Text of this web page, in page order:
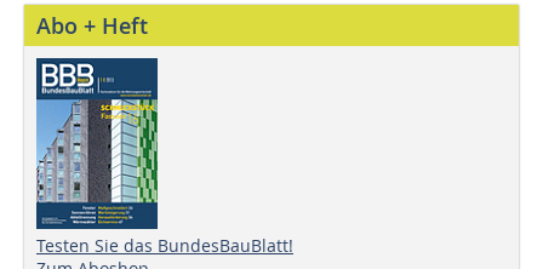
Abo + Heft
Testen Sie das BundesBauBlatt!